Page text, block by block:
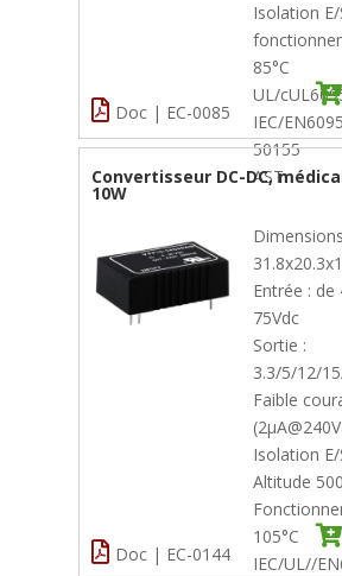
Isolation E/
85°C
UL/
IEC/
50155
AST
Doc | EC-0085
Convertisseur DC-DC,
10W
Entrée : de
75Vdc
Sortie :
3.3/5/12/
Faible
Isolation
Altitude
105°C
IEC/UL//
Doc | EC-0144